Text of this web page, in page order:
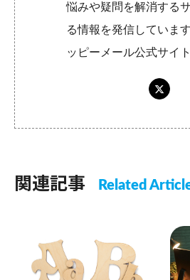
悩みや疑問を解消する
る情報を発信して
ッピーメール公式サイト
関連記事 Related